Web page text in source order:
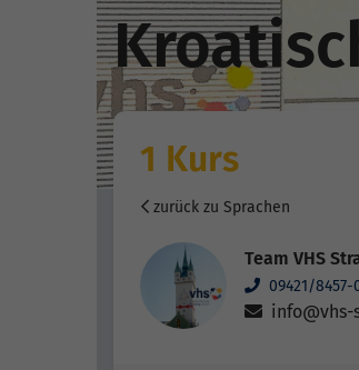
1 Kurs
zurück zu Sprachen
Team VHS
09421/8457-